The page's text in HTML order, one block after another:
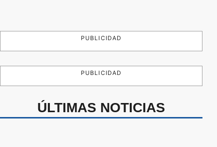
PUBLICIDAD
PUBLICIDAD
ÚLTIMAS NOTICIAS